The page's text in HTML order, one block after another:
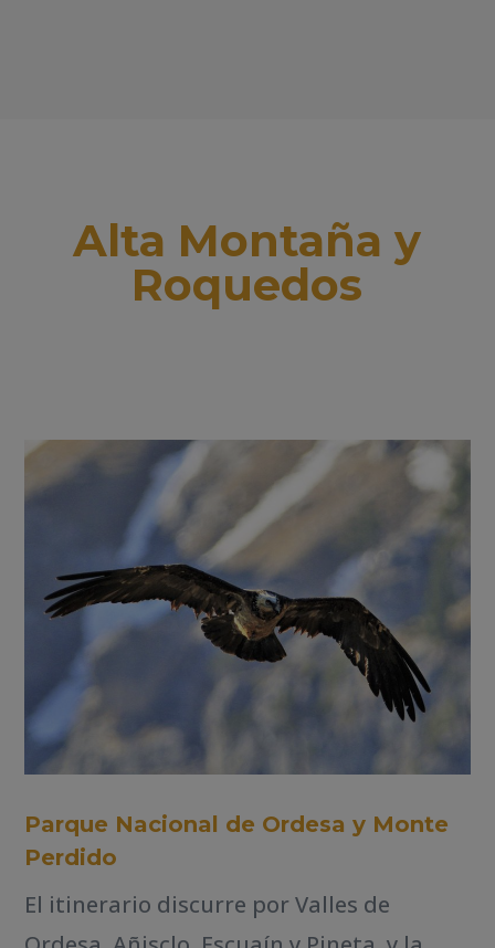
Alta Montaña y
Roquedos
Parque Nacional de Ordesa y Monte
Perdido
El itinerario discurre por Valles de